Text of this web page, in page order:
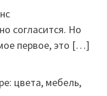
согласится. Но
первое, это […]
цвета, мебель,